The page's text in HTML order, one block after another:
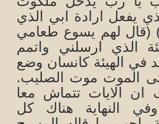
يفعل ارادة ابي الذي
(قال لهم يسوع طعامي
الذي ارسلني واتمم
في الهيئة كانسان وضع
الموت موت الصليب.
الايات تتماش معا
النهاية هناك كل